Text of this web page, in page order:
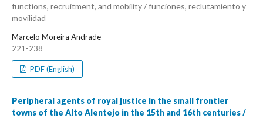
functions, recruitment, and mobility / funciones, reclutamiento y
movilidad
Marcelo Moreira Andrade
221-238
PDF (English)
Peripheral agents of royal justice in the small frontier
towns of the Alto Alentejo in the 15th and 16th centuries /